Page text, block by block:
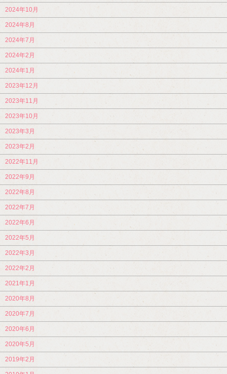
2024年10月
2024年8月
2024年7月
2024年2月
2024年1月
2023年12月
2023年11月
2023年10月
2023年3月
2023年2月
2022年11月
2022年9月
2022年8月
2022年7月
2022年6月
2022年5月
2022年3月
2022年2月
2021年1月
2020年8月
2020年7月
2020年6月
2020年5月
2019年2月